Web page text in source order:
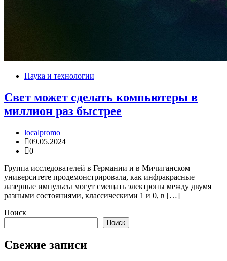
Наука и технологии
Свет может сделать компьютеры в
миллион раз быстрее
localpromo
09.05.2024
0
Группа исследователей в Германии и в Мичиганском
университете продемонстрировала, как инфракрасные
лазерные импульсы могут смещать электроны между двумя
разными состояниями, классическими 1 и 0, в […]
Поиск
Поиск
Свежие записи